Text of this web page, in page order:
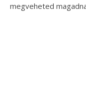
megveheted